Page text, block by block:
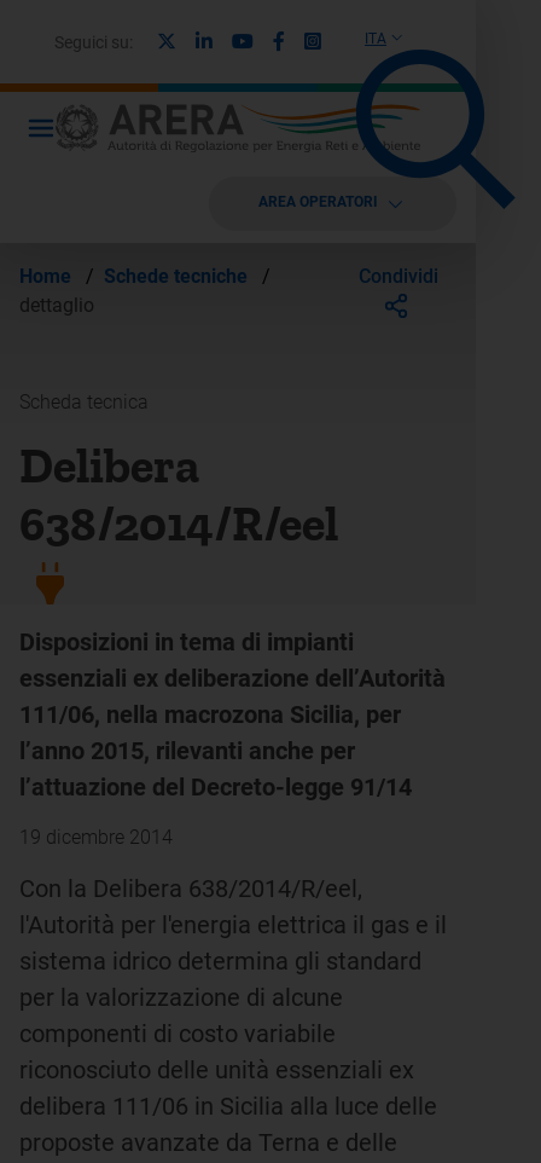
ITA
Seguici su: LinkedinYoutubeFacebook
Instagram
AREA OPERATORI
Home / Schede tecniche
/
dettaglio
Condividi
Scheda tecnica
Delibera
638/2014/R/eel
Disposizioni in tema di impianti
essenziali ex deliberazione dell’Autorità
111/06, nella macrozona Sicilia, per
l’anno 2015, rilevanti anche per
l’attuazione del Decreto-legge 91/14
19 dicembre 2014
Con la Delibera 638/2014/R/eel,
l'Autorità per l'energia elettrica il gas e il
sistema idrico determina gli standard
per la valorizzazione di alcune
componenti di costo variabile
riconosciuto delle unità essenziali ex
delibera 111/06 in Sicilia alla luce delle
proposte avanzate da Terna e delle